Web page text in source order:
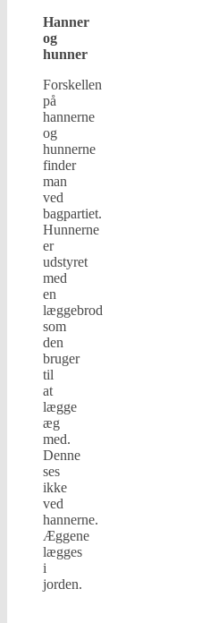
Hanner
og
hunner
Forskellen
på
hannerne
og
hunnerne
finder
man
ved
bagpartiet.
Hunnerne
er
udstyret
med
en
læggebrod
som
den
bruger
til
at
lægge
æg
med.
Denne
ses
ikke
ved
hannerne.
Æggene
lægges
i
jorden.